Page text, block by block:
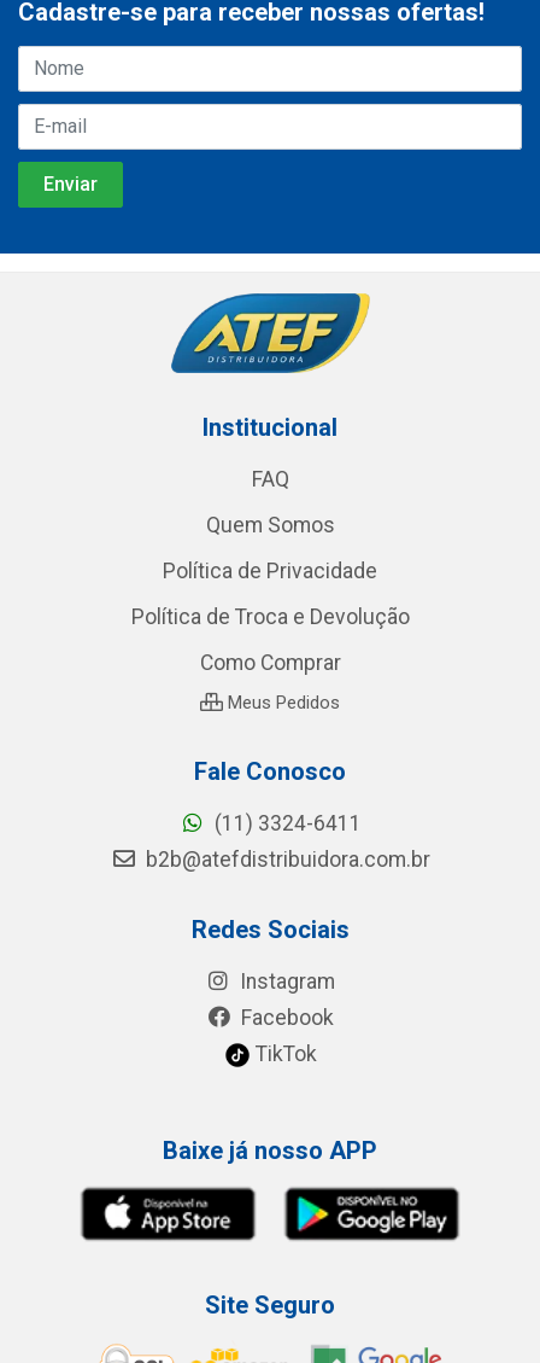
Cadastre-se para receber nossas ofertas!
Institucional
FAQ
Quem Somos
Política de Privacidade
Política de Troca e Devolução
Como Comprar
Meus Pedidos
Fale Conosco
(11) 3324-6411
b2b@atefdistribuidora.com.br
Redes Sociais
Instagram
Facebook
TikTok
Baixe já nosso APP
Site Seguro